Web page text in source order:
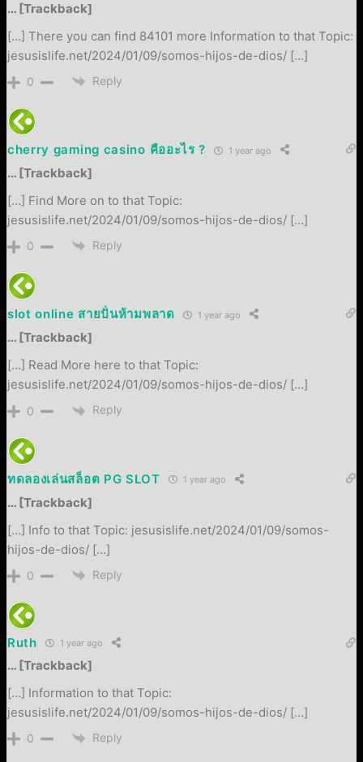
… [Trackback]
[…] There you can find 84101 more Information to that Topic:
jesusislife.net/2024/01/09/somos-hijos-de-dios/ […]
0 Reply
cherry gaming casino คืออะไร ? 1 year ago
… [Trackback]
[…] Find More on to that Topic:
jesusislife.net/2024/01/09/somos-hijos-de-dios/ […]
0 Reply
slot online สายปั่นห้ามพลาด 1 year ago
… [Trackback]
[…] Read More here to that Topic:
jesusislife.net/2024/01/09/somos-hijos-de-dios/ […]
0 Reply
ทดลองเล่นสล็อต PG SLOT 1 year ago
… [Trackback]
[…] Info to that Topic: jesusislife.net/2024/01/09/somos-
hijos-de-dios/ […]
0 Reply
Ruth 1 year ago
… [Trackback]
[…] Information to that Topic:
jesusislife.net/2024/01/09/somos-hijos-de-dios/ […]
0 Reply